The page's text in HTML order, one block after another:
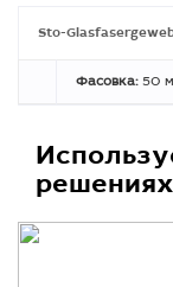
Sto-
Фасовка: 50
решениях